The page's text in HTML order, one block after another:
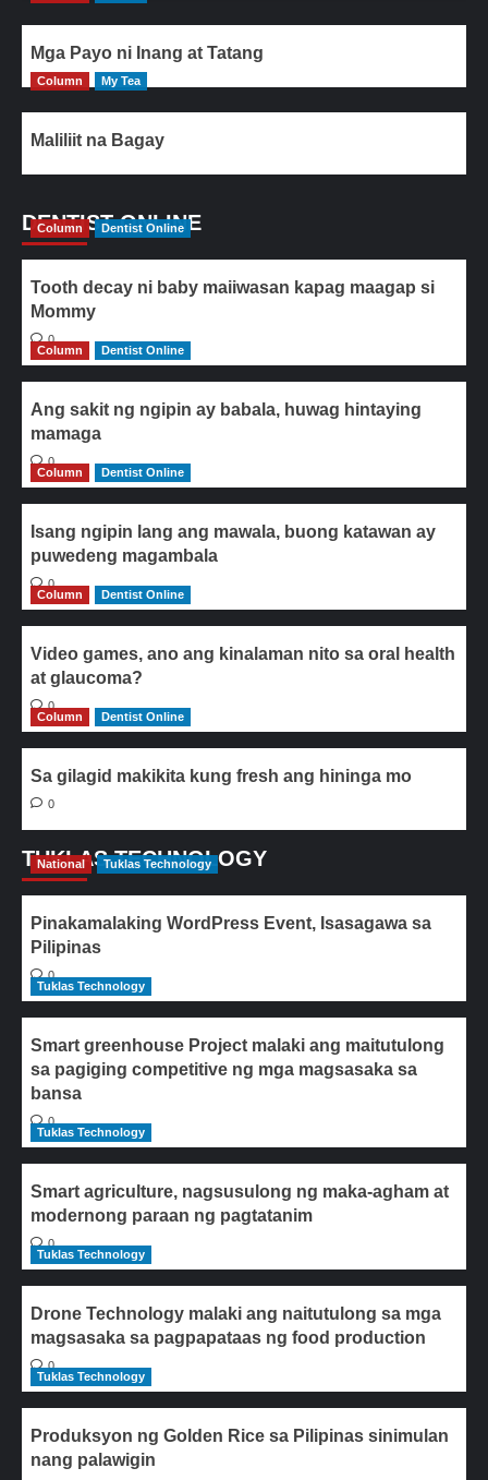
Mga Payo ni Inang at Tatang
Column My Tea
Maliliit na Bagay
DENTIST ONLINE
Column Dentist Online
Tooth decay ni baby maiiwasan kapag maagap si
Mommy
0
Column
Dentist Online
Ang sakit ng ngipin ay babala, huwag hintaying
mamaga
0
Column
Dentist Online
Isang ngipin lang ang mawala, buong katawan ay
puwedeng magambala
0
Column
Dentist Online
Video games, ano ang kinalaman nito sa oral health
at glaucoma?
0
Column
Dentist Online
Sa gilagid makikita kung fresh ang hininga mo
0
TUKLAS TECHNOLOGY
National Tuklas Technology
Pinakamalaking WordPress Event, Isasagawa sa
Pilipinas
0
Tuklas Technology
Smart greenhouse Project malaki ang maitutulong
sa pagiging competitive ng mga magsasaka sa
bansa
0
Tuklas Technology
Smart agriculture, nagsusulong ng maka-agham at
modernong paraan ng pagtatanim
0
Tuklas Technology
Drone Technology malaki ang naitutulong sa mga
magsasaka sa pagpapataas ng food production
0
Tuklas Technology
Produksyon ng Golden Rice sa Pilipinas sinimulan
nang palawigin